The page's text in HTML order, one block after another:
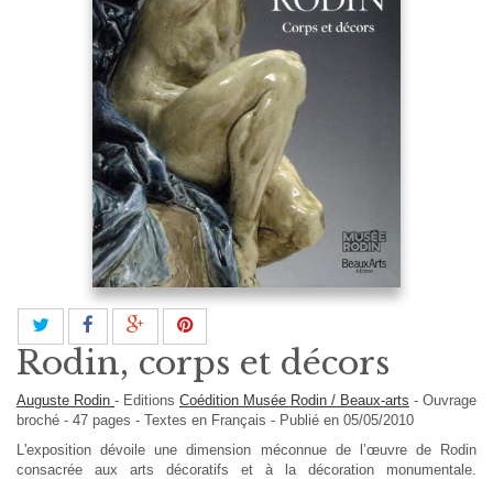
Rodin, corps et décors
Auguste Rodin - Editions Coédition Musée Rodin / Beaux-arts - Ouvrage
broché - 47 pages - Textes en Français - Publié en 05/05/2010
L'exposition dévoile une dimension méconnue de l’œuvre de Rodin
consacrée aux arts décoratifs et à la décoration monumentale.